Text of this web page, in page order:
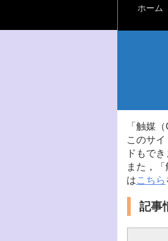
ホーム
「触媒
このサ
ドもでき
また，
はこちら
記事